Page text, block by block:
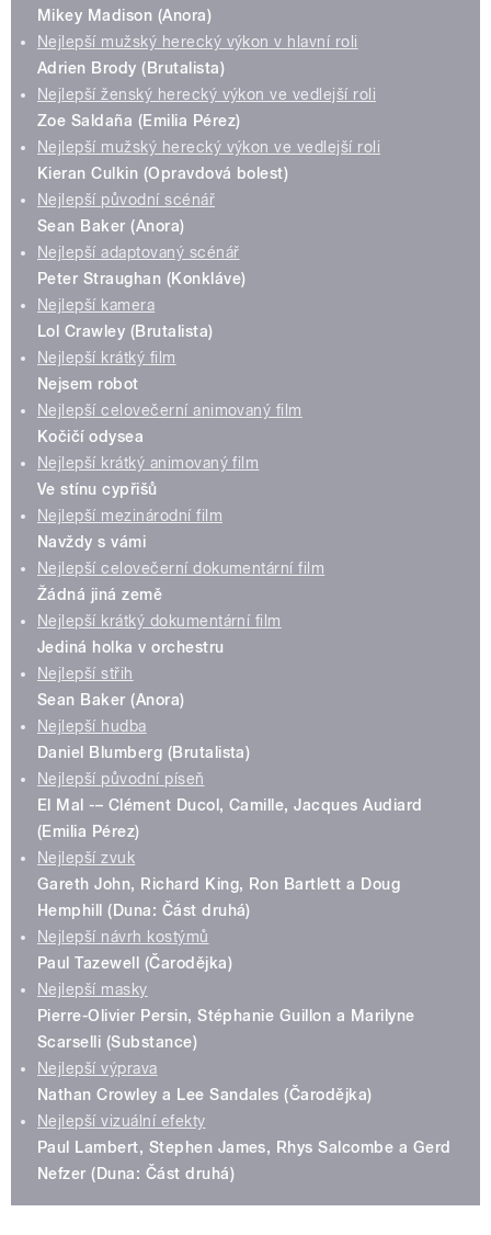
Mikey Madison (Anora)
Nejlepší mužský herecký výkon v hlavní roli
Adrien Brody (Brutalista)
Nejlepší ženský herecký výkon ve vedlejší roli
Zoe Saldaña (Emilia Pérez)
Nejlepší mužský herecký výkon ve vedlejší roli
Kieran Culkin (Opravdová bolest)
Nejlepší původní scénář
Sean Baker (Anora)
Nejlepší adaptovaný scénář
Peter Straughan (Konkláve)
Nejlepší kamera
Lol Crawley (Brutalista)
Nejlepší krátký film
Nejsem robot
Nejlepší celovečerní animovaný film
Kočičí odysea
Nejlepší krátký animovaný film
Ve stínu cypřišů
Nejlepší mezinárodní film
Navždy s vámi
Nejlepší celovečerní dokumentární film
Žádná jiná země
Nejlepší krátký dokumentární film
Jediná holka v orchestru
Nejlepší střih
Sean Baker (Anora)
Nejlepší hudba
Daniel Blumberg (Brutalista)
Nejlepší původní píseň
El Mal -– Clément Ducol, Camille, Jacques Audiard
(Emilia Pérez)
Nejlepší zvuk
Gareth John, Richard King, Ron Bartlett a Doug
Hemphill (Duna: Část druhá)
Nejlepší návrh kostýmů
Paul Tazewell (Čarodějka)
Nejlepší masky
Pierre-Olivier Persin, Stéphanie Guillon a Marilyne
Scarselli (Substance)
Nejlepší výprava
Nathan Crowley a Lee Sandales (Čarodějka)
Nejlepší vizuální efekty
Paul Lambert, Stephen James, Rhys Salcombe a Gerd
Nefzer (Duna: Část druhá)